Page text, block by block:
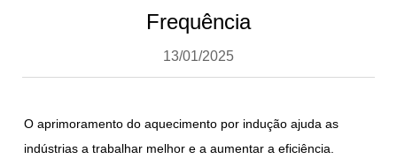
Frequência
13/01/2025
O aprimoramento do aquecimento por indução ajuda as
indústrias a trabalhar melhor e a aumentar a eficiência.